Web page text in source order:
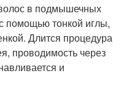
в подмышечных
помощью тонкой иглы,
Длится процедура
проводимость через
и